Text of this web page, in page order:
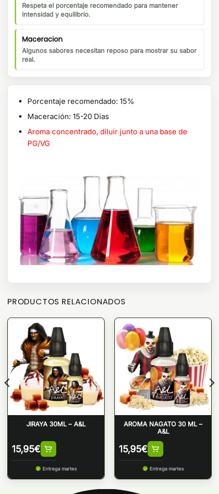
Respeta el porcentaje recomendado para mantener
intensidad y equilibrio.
Maceracion
Algunos sabores necesitan reposo para mostrar su sabor
real.
Porcentaje recomendado: 15%
Maceración: 15-20 Dias
Aroma concentrado, diluir junto a una base de
PG/VG
PRODUCTOS RELACIONADOS
JIRAYA 30ML – A&L
15,95€
Entrega martes
AROMA NAGATO 30 ML –
A&L
15,95€
Entrega martes